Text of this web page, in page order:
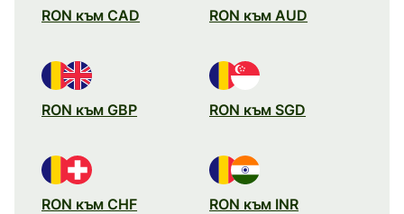
RON към CAD RON към AUD
RON към GBP RON към SGD
RON към CHF RON към INR